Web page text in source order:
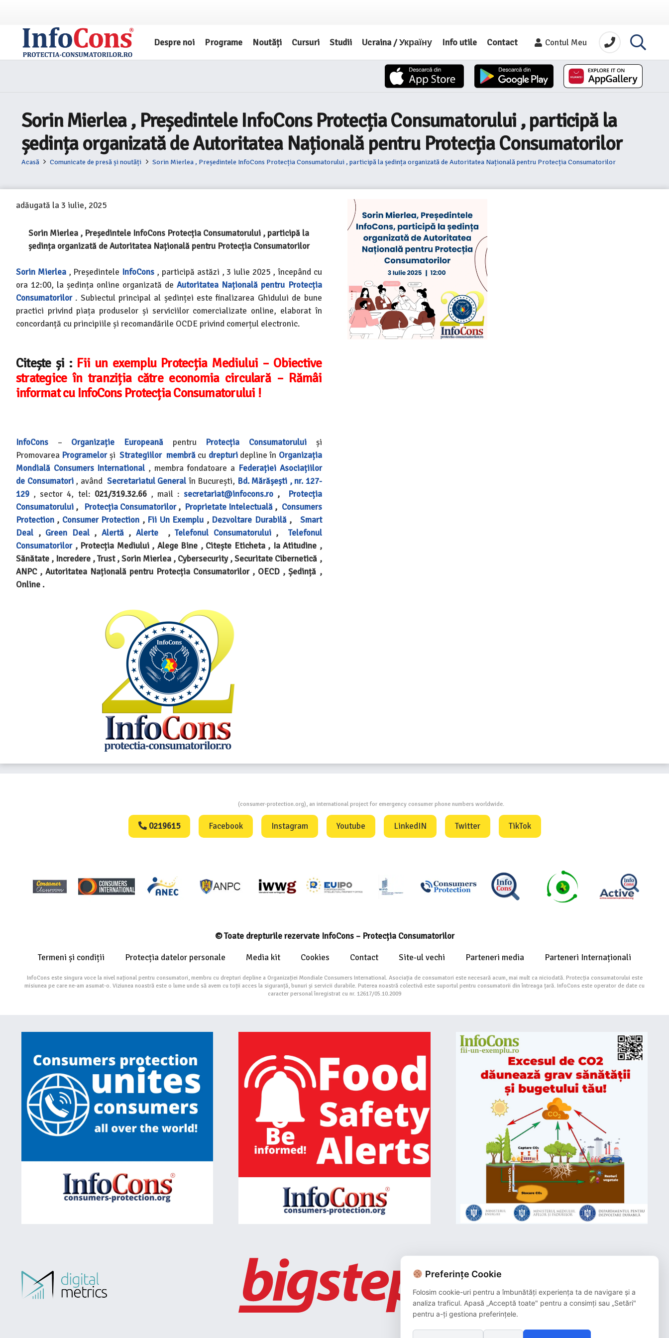
Despre noi Programe Noutăți Cursuri Studii Ucraina / Україну Info utile Contact Contul Meu
Sorin Mierlea , Președintele InfoCons Protecția Consumatorului , participă la
ședința organizată de Autoritatea Națională pentru Protecția Consumatorilor
Acasă Comunicate de presă și noutăți Sorin Mierlea , Președintele InfoCons Protecția Consumatorului , participă la ședința organizată de Autoritatea Națională pentru Protecția Consumatorilor
adăugată la 3 iulie, 2025
Sorin Mierlea , Președintele InfoCons Protecția Consumatorului , participă la
ședința organizată de Autoritatea Națională pentru Protecția Consumatorilor
Sorin Mierlea, Președintele InfoCons , participă astăzi , 3 iulie 2025 , începând cu
ora 12:00, la ședința online organizată deAutoritatea Națională pentru Protecția
Consumatorilor. Subiectul principal al ședinței este finalizarea Ghidului de bune
practici privind piața produselor și serviciilor comercializate online, elaborat în
concordanță cu principiile și recomandările OCDE privind comerțul electronic.
Citește și : Fii un exemplu Protecția Mediului – Obiective
strategice în tranziția către economia circulară – Rămâi
informat cu InfoCons Protecția Consumatorului !
InfoCons – Organizație Europeană pentru Protecția Consumatorului
și
Promovarea Programelor și Strategiilor membră cu drepturi depline în Organizația
Mondială Consumers International , membra fondatoare a Federației Asociațiilor
de Consumatori, având Secretariatul General în București, Bd. Mărășești , nr. 127-
129 , sector 4, tel: 021/319.32.66 , mail : secretariat@infocons.ro ,
Protecția
Consumatorului , Protecția Consumatorilor , Proprietate Intelectuală , Consumers
Protection , Consumer Protection , Fii Un Exemplu , Dezvoltare Durabilă, Smart
Deal , Green Deal, Alertă, Alerte ,Telefonul Consumatorului, Telefonul
Consumatorilor, Protecția Mediului , Alege Bine , Citește Eticheta , Ia Atitudine ,
Sănătate , Incredere , Trust , Sorin Mierlea , Cybersecurity , Securitate Cibernetică ,
ANPC , Autoritatea Națională pentru Protecția Consumatorilor , OECD , Ședință ,
Online .
(consumer-protection.org), an international project for emergency consumer phone numbers worldwide.
0219615 Facebook Instagram Youtube LinkedIN Twitter TikTok
© Toate drepturile rezervate InfoCons – Protecția Consumatorilor
Termeni și condiții Protecția datelor personale Media kit Cookies Contact Site-ul vechi Parteneri media Parteneri Internaționali
InfoCons este singura voce la nivel național pentru consumatori, membru cu drepturi depline a Organizației Mondiale Consumers International. Asociația de consumatori este necesară acum, mai mult ca niciodată. Protecția consumatorului este
misiunea pe care ne-am asumat-o. Viziunea noastră este o lume unde să avem cu toții acces la siguranță, bunuri și servicii durabile. Puterea noastră colectivă este suportul pentru consumatorii din întreaga țară. InfoCons este operator de date cu
caracter personal înregistrat cu nr. 12617/05.10.2009
și beneficiază de 3D-Secure.
Preferințe Cookie
Folosim cookie-uri pentru a îmbunătăți experiența ta de navigare și a
analiza traficul. Apasă „Acceptă toate" pentru a consimți sau „Setări"
pentru a-ți gestiona preferințele.